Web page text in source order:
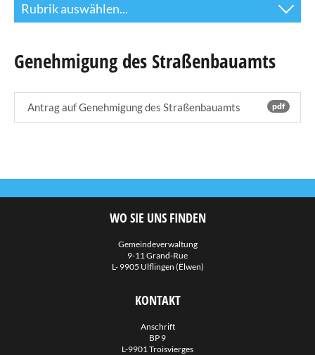
Rubrik auswählen...
Agenda
eRaider
Downloads
Genehmigung des Straßenbauamts
pdf
Antrag auf Genehmigung des Straßenbauamts
WO SIE UNS FINDEN
Gemeindeverwaltung
9-11 Grand-Rue
L- 9905 Ulflingen (Ëlwen)
KONTAKT
Anschrift
BP 9
L-9901 Troisvierges